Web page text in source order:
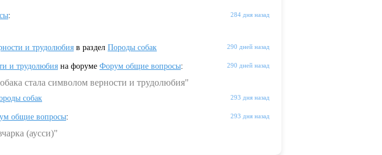
284 дня назад
:
290 дней назад
и трудолюбия в раздел Породы собак
290 дней назад
и трудолюбия на форуме Форум общие вопросы:
стала символом верности и трудолюбия"
293 дня назад
собак
293 дня назад
общие вопросы:
(аусси)"